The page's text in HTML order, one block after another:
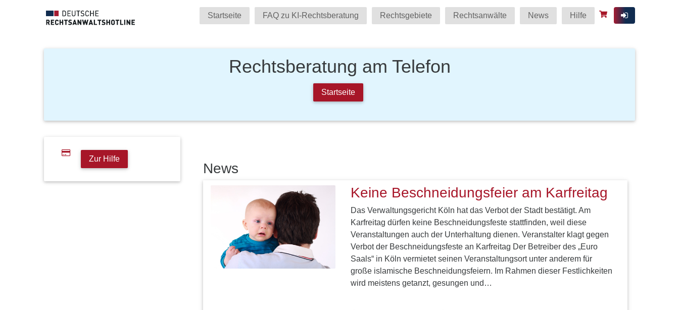
Startseite FAQ zu KI-Rechtsberatung Rechtsgebiete Rechtsanwälte News Hilfe
Rechtsberatung am Telefon
Startseite
Zur Hilfe
News
Keine Beschneidungsfeier am Karfreitag
Das Verwaltungsgericht Köln hat das Verbot der Stadt bestätigt. Am
Karfreitag dürfen keine Beschneidungsfeste stattfinden, weil diese
Veranstaltungen auch der Unterhaltung dienen. Veranstalter klagt gegen
Verbot der Beschneidungsfeste an Karfreitag Der Betreiber des „Euro
Saals“ in Köln vermietet seinen Veranstaltungsort unter anderem für
große islamische Beschneidungsfeiern. Im Rahmen dieser Festlichkeiten
wird meistens getanzt, gesungen und…